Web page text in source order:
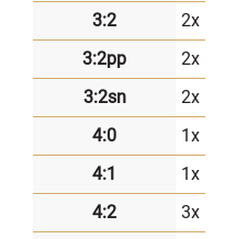
3:2
2x
3:2pp
2x
3:2sn
2x
4:0
1x
4:1
1x
4:2
3x